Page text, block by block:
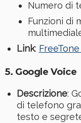
Numero di
Funzioni di
Link:
5. Google Voice
Descrizione:
di telefono
testo e